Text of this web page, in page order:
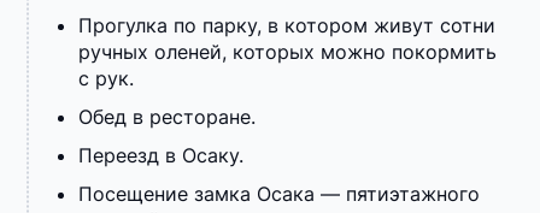
Прогулка по парку, в котором живут сотни
ручных оленей, которых можно покормить
с рук.
Обед в ресторане.
Переезд в Осаку.
Посещение замка Осака — пятиэтажного